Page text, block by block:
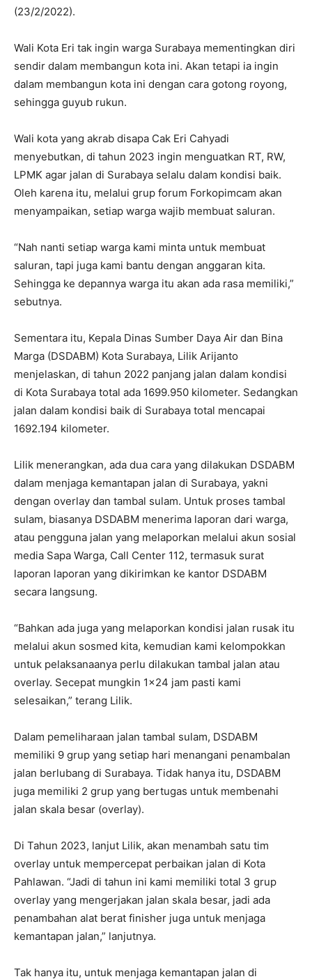
(23/2/2022).
Wali Kota Eri tak ingin warga Surabaya mementingkan diri
sendir dalam membangun kota ini. Akan tetapi ia ingin
dalam membangun kota ini dengan cara gotong royong,
sehingga guyub rukun.
Wali kota yang akrab disapa Cak Eri Cahyadi
menyebutkan, di tahun 2023 ingin menguatkan RT, RW,
LPMK agar jalan di Surabaya selalu dalam kondisi baik.
Oleh karena itu, melalui grup forum Forkopimcam akan
menyampaikan, setiap warga wajib membuat saluran.
“Nah nanti setiap warga kami minta untuk membuat
saluran, tapi juga kami bantu dengan anggaran kita.
Sehingga ke depannya warga itu akan ada rasa memiliki,”
sebutnya.
Sementara itu, Kepala Dinas Sumber Daya Air dan Bina
Marga (DSDABM) Kota Surabaya, Lilik Arijanto
menjelaskan, di tahun 2022 panjang jalan dalam kondisi
di Kota Surabaya total ada 1699.950 kilometer. Sedangkan
jalan dalam kondisi baik di Surabaya total mencapai
1692.194 kilometer.
Lilik menerangkan, ada dua cara yang dilakukan DSDABM
dalam menjaga kemantapan jalan di Surabaya, yakni
dengan overlay dan tambal sulam. Untuk proses tambal
sulam, biasanya DSDABM menerima laporan dari warga,
atau pengguna jalan yang melaporkan melalui akun sosial
media Sapa Warga, Call Center 112, termasuk surat
laporan laporan yang dikirimkan ke kantor DSDABM
secara langsung.
“Bahkan ada juga yang melaporkan kondisi jalan rusak itu
melalui akun sosmed kita, kemudian kami kelompokkan
untuk pelaksanaanya perlu dilakukan tambal jalan atau
overlay. Secepat mungkin 1×24 jam pasti kami
selesaikan,” terang Lilik.
Dalam pemeliharaan jalan tambal sulam, DSDABM
memiliki 9 grup yang setiap hari menangani penambalan
jalan berlubang di Surabaya. Tidak hanya itu, DSDABM
juga memiliki 2 grup yang bertugas untuk membenahi
jalan skala besar (overlay).
Di Tahun 2023, lanjut Lilik, akan menambah satu tim
overlay untuk mempercepat perbaikan jalan di Kota
Pahlawan. “Jadi di tahun ini kami memiliki total 3 grup
overlay yang mengerjakan jalan skala besar, jadi ada
penambahan alat berat finisher juga untuk menjaga
kemantapan jalan,” lanjutnya.
Tak hanya itu, untuk menjaga kemantapan jalan di